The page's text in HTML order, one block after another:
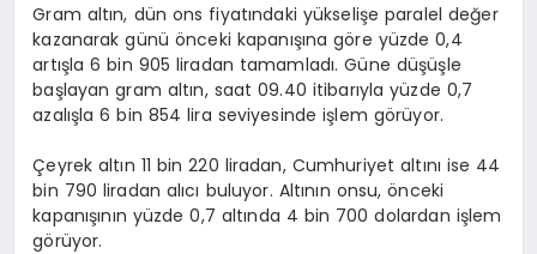
Gram altın, dün ons fiyatındaki yükselişe paralel değer
kazanarak günü önceki kapanışına göre yüzde 0,4
artışla 6 bin 905 liradan tamamladı. Güne düşüşle
başlayan gram altın, saat 09.40 itibarıyla yüzde 0,7
azalışla 6 bin 854 lira seviyesinde işlem görüyor.
Çeyrek altın 11 bin 220 liradan, Cumhuriyet altını ise 44
bin 790 liradan alıcı buluyor. Altının onsu, önceki
kapanışının yüzde 0,7 altında 4 bin 700 dolardan işlem
görüyor.